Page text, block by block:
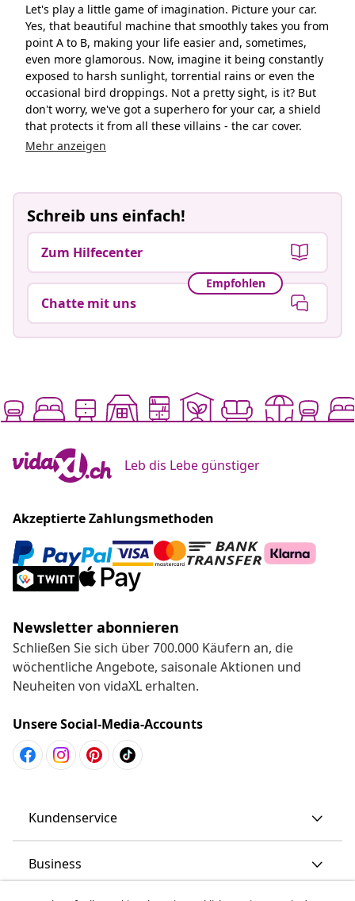
Let's play a little game of imagination. Picture your car.
Yes, that beautiful machine that smoothly takes you from
point A to B, making your life easier and, sometimes,
even more glamorous. Now, imagine it being constantly
exposed to harsh sunlight, torrential rains or even the
occasional bird droppings. Not a pretty sight, is it? But
don't worry, we've got a superhero for your car, a shield
that protects it from all these villains - the car cover.
Mehr anzeigen
Schreib uns einfach!
Zum Hilfecenter
Empfohlen
Chatte mit uns
Leb dis Lebe günstiger
Akzeptierte Zahlungsmethoden
Newsletter abonnieren
Schließen Sie sich über 700.000 Käufern an, die
wöchentliche Angebote, saisonale Aktionen und
Neuheiten von vidaXL erhalten.
Unsere Social-Media-Accounts
Kundenservice
Business